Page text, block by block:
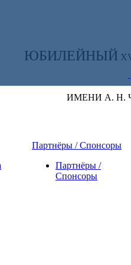
ЮБИЛЕЙНЫЙ
ИМЕНИ А. Н.
Партнёры / Спонсоры
Партнёры /
Спонсоры